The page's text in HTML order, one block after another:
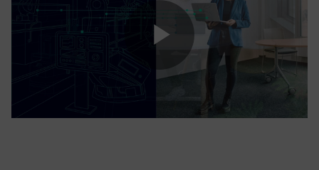
Play